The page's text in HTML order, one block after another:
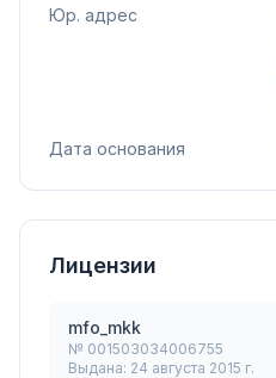
Юр. адрес
Дата основания
Лицензии
mfo_mkk
№ 001503034006755
Выдана: 24 августа 2015 г.